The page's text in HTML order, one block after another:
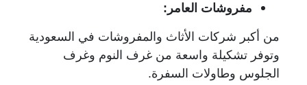
مفروشات العامر:
من أكبر شركات الأثاث والمفروشات في السعودية
وتوفر تشكيلة واسعة من غرف النوم وغرف
الجلوس وطاولات السفرة.